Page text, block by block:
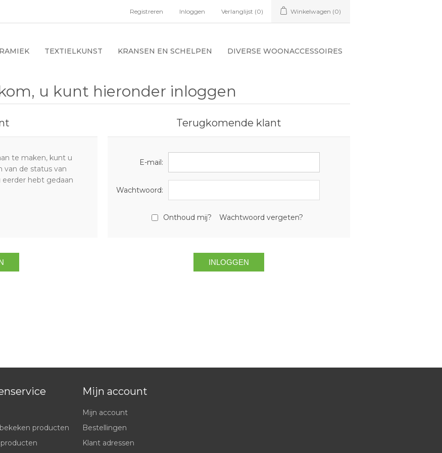
Registreren Inloggen Verlanglijst (0) Winkelwagen (0)
TEXTIELKUNST KRANSEN EN SCHELPEN DIVERSE WOONACCESSOIRES
u kunt hieronder inloggen
te maken, kunt u
van de status van
hebt gedaan
Terugkomende klant
E-mail:
Wachtwoord:
Onthoud mij? Wachtwoord vergeten?
producten
Mijn account
Mijn account
Bestellingen
Klant adressen